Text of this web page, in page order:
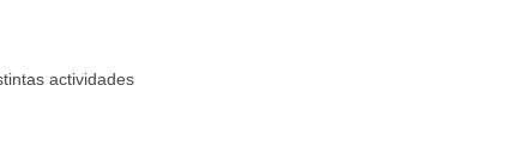
actividades